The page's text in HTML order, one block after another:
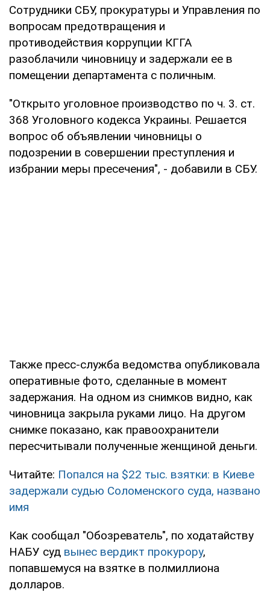
Сотрудники СБУ, прокуратуры и Управления по
вопросам предотвращения и
противодействия коррупции КГГА
разоблачили чиновницу и задержали ее в
помещении департамента с поличным.
"Открыто уголовное производство по ч. 3. ст.
368 Уголовного кодекса Украины. Решается
вопрос об объявлении чиновницы о
подозрении в совершении преступления и
избрании меры пресечения", - добавили в СБУ.
Также пресс-служба ведомства опубликовала
оперативные фото, сделанные в момент
задержания. На одном из снимков видно, как
чиновница закрыла руками лицо. На другом
снимке показано, как правоохранители
пересчитывали полученные женщиной деньги.
Читайте: Попался на $22 тыс. взятки: в Киеве
задержали судью Соломенского суда, названо
имя
Как сообщал "Обозреватель", по ходатайству
НАБУ суд вынес вердикт прокурору,
попавшемуся на взятке в полмиллиона
долларов.